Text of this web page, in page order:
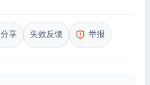
分享 失效反馈 举报